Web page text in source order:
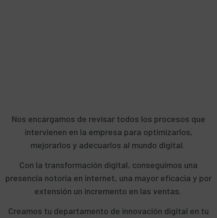
Nos encargamos de revisar todos los procesos que
intervienen en la empresa para optimizarlos,
mejorarlos y adecuarlos al mundo digital.
Con la transformación digital, conseguimos una
presencia notoria en internet, una mayor eficacia y por
extensión un incremento en las ventas.
Creamos tu departamento de innovación digital en tu